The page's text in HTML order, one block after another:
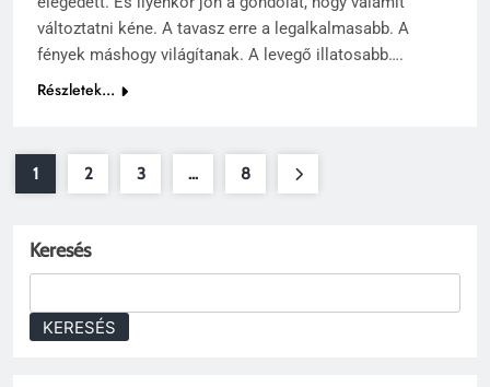
változtatni kéne. A tavasz erre a legalkalmasabb. A
fények máshogy világítanak. A levegő illatosabb….
Részletek...
1 2 3 … 8
Keresés
KERESÉS